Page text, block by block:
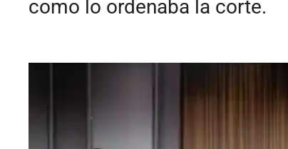
como lo ordenaba la corte.